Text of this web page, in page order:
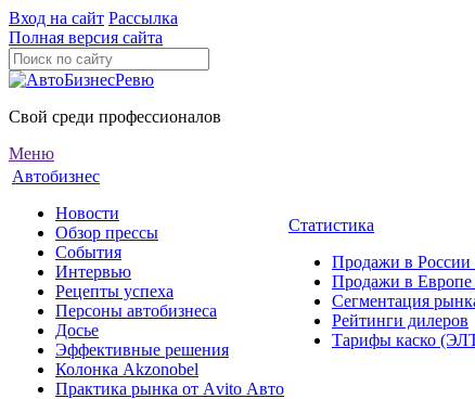
Вход на сайт Рассылка
Полная версия сайта
Свой среди профессионалов
Меню
Автобизнес
Новости
Обзор прессы
События
Интервью
Рецепты успеха
Персоны автобизнеса
Досье
Эффективные решения
Колонка Akzonobel
Практика рынка от Аvito Авто
Статистика
Продажи в
Продажи в
Сегментация
Рейтинги дилеров
Тарифы каско